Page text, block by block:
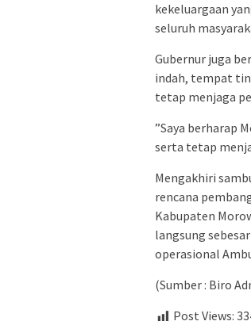
kekeluargaan
seluruh
Gubernur juga
indah, tempat
tetap menjaga
”Saya berharap
serta tetap
Mengakhiri
rencana
Kabupaten
langsung
operasional
(Sumber : Biro
Post Views: